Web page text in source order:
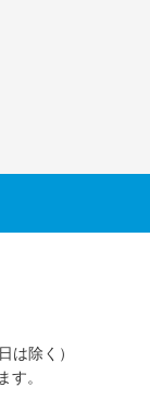
除く）
。